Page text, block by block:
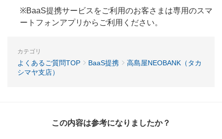
※BaaS提携サービスをご利用のお客さまは専用のスマ
ートフォンアプリからご利用ください。
カテゴリ
よくあるご質問TOP BaaS提携
高島屋NEOBANK（タカ
シマヤ支店）
この内容は参考になりましたか？